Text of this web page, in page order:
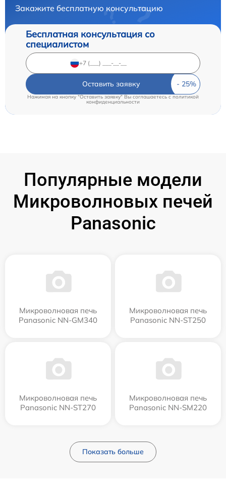
Закажите бесплатную консультацию
Бесплатная консультация со
специалистом
Оставить заявку
Нажимая на кнопку "Оставить заявку" Вы соглашаетесь cполитикой
конфиденциальности
Популярные модели
Микроволновых печей
Panasonic
Микроволновая печь
Panasonic NN-GM340
Микроволновая печь
Panasonic NN-ST250
Микроволновая печь
Panasonic NN-ST270
Микроволновая печь
Panasonic NN-SM220
Показать больше